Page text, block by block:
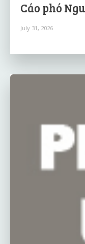
Cáo phó
July 31, 2026